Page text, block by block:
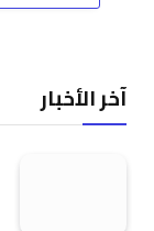
آخر الأخبار